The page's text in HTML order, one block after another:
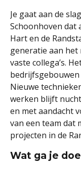
Je gaat aan de
Schoonhoven dat
Hart en de
generatie aan het
vaste collega’s.
Nieuwe
werken blijft
en met aandacht
van een team dat
projecten in de
Wat ga je